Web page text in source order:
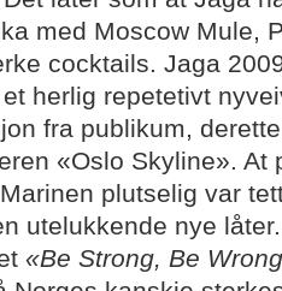
med Moscow Mule,
cocktails. Jaga
herlig repetetivt
fra publikum,
«Oslo Skyline». At
plutselig var
utelukkende nye
«Be Strong, Be